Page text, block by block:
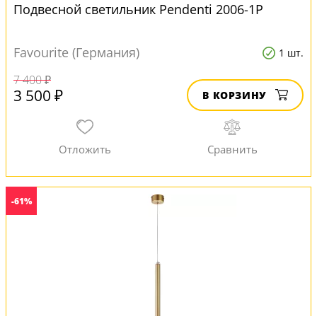
Подвесной светильник Pendenti 2006-1P
Favourite (Германия) 1 шт.
7 400 ₽
3 500 ₽ В КОРЗИНУ
-61%